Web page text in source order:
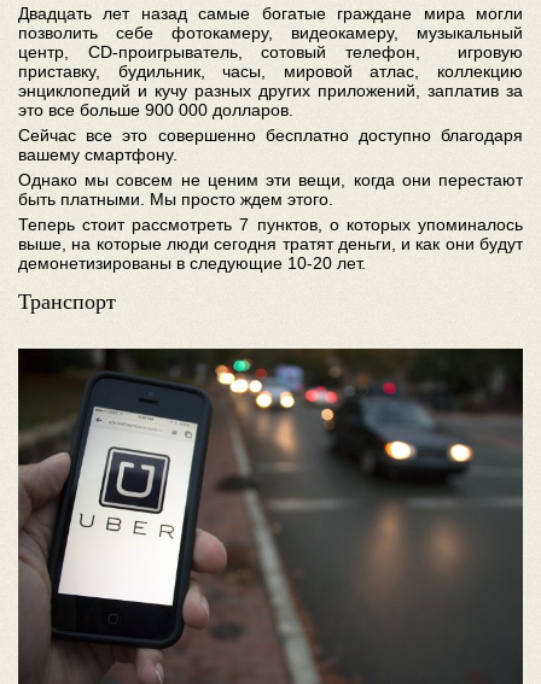
Двадцать лет назад самые богатые граждане мира могли
позволить себе фотокамеру, видеокамеру, музыкальный
центр, CD-проигрыватель, сотовый телефон, игровую
приставку, будильник, часы, мировой атлас, коллекцию
энциклопедий и кучу разных других приложений, заплатив за
это все больше 900 000 долларов.
Сейчас все это совершенно бесплатно доступно благодаря
вашему смартфону.
Однако мы совсем не ценим эти вещи, когда они перестают
быть платными. Мы просто ждем этого.
Теперь стоит рассмотреть 7 пунктов, о которых упоминалось
выше, на которые люди сегодня тратят деньги, и как они будут
демонетизированы в следующие 10-20 лет.
Транспорт